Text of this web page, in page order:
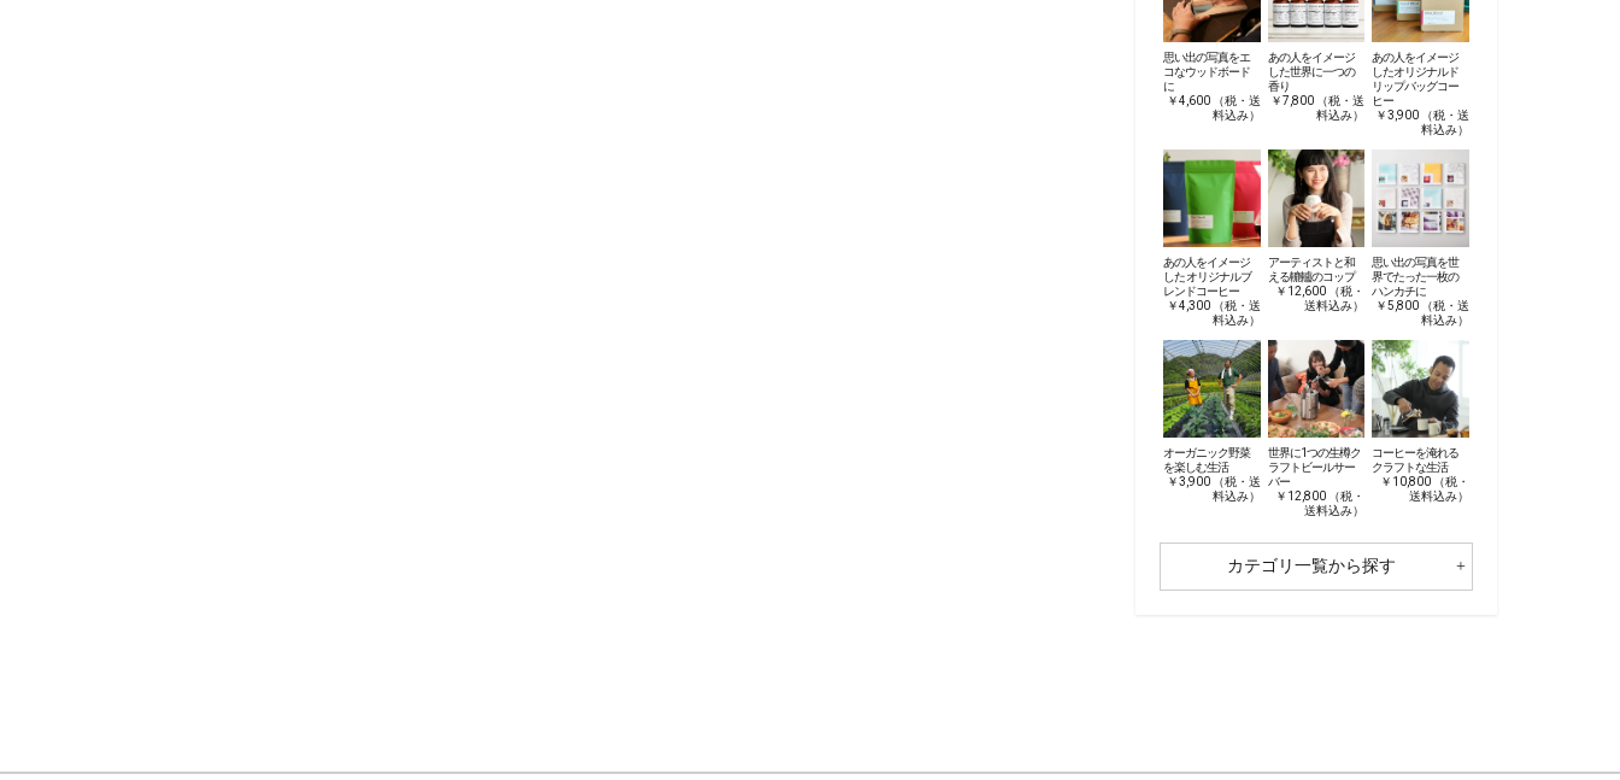
思い出の写真をエ
コなウッドボード
に
￥4,600 （税・送
料込み）
あの人をイメージ
した世界に一つの
香り
￥7,800 （税・送
料込み）
あの人をイメージ
したオリジナルド
リップバッグコー
ヒー
￥3,900 （税・送
料込み）
あの人をイメージ
した オリジナルブ
レンドコーヒー
￥4,300 （税・送
料込み）
アーティストと和
える轆轤のコップ
￥12,600 （税・
送料込み）
思い出の写真を世
界でたった一枚の
ハンカチに
￥5,800 （税・送
料込み）
オーガニック野菜
を楽しむ生活
￥3,900 （税・送
料込み）
世界に1つの生樽ク
ラフトビールサー
バー
￥12,800 （税・
送料込み）
コーヒーを淹れる
クラフトな生活
￥10,800 （税・
送料込み）
カテゴリ一覧から探す